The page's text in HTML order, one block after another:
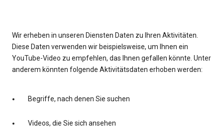
Wir erheben in unseren Diensten Daten zu Ihren Aktivitäten.
Diese Daten verwenden wir beispielsweise, um Ihnen ein
YouTube-Video zu empfehlen, das Ihnen gefallen könnte. Unter
anderem könnten folgende Aktivitätsdaten erhoben werden:
Begriffe, nach denen Sie suchen
Videos, die Sie sich ansehen